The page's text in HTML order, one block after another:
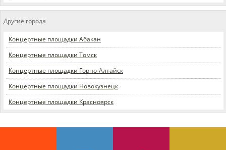
Другие города
Концертные площадки Абакан
Концертные площадки Томск
Концертные площадки Горно-Алтайск
Концертные площадки Новокузнецк
Концертные площадки Красноярск